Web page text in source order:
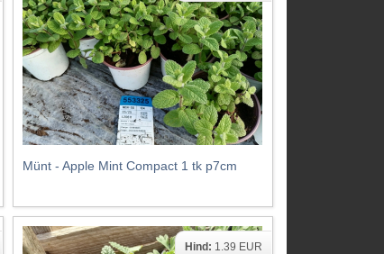
Münt - Apple Mint Compact 1 tk p7cm
Hind: 1.39 EUR